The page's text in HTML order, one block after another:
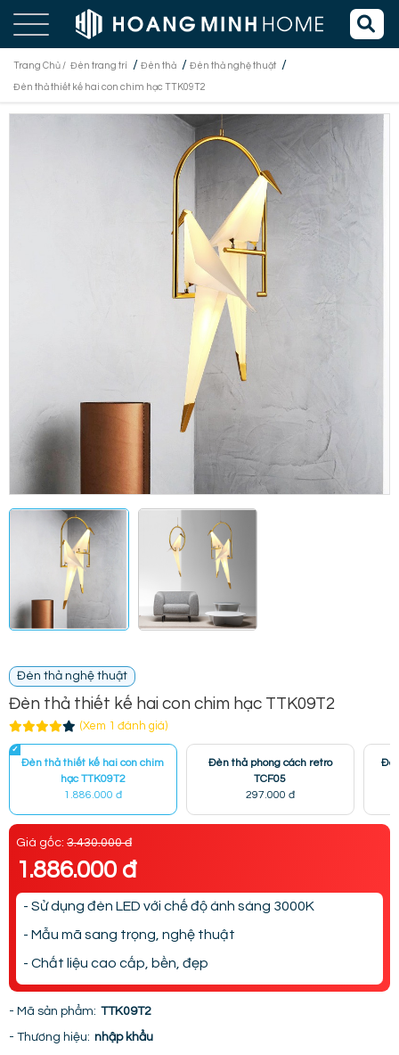
Trang Chủ / Đèn trang trí / Đèn thả / Đèn thả nghệ thuật /
Đèn thả thiết kế hai con chim hạc TTK09T2
Đèn thả nghệ thuật
Đèn thả thiết kế hai con chim hạc TTK09T2
(Xem 1 đánh giá)
Đèn thả thiết kế hai con chim
hạc TTK09T2
1.886.000 đ
Đèn thả phong cách retro
TCF05
297.000 đ
Giá gốc: 3.430.000 đ
1.886.000 đ
- Sử dụng đèn LED với chế độ ánh sáng 3000K
- Mẫu mã sang trọng, nghệ thuật
- Chất liệu cao cấp, bền, đẹp
- Mã sản phẩm: TTK09T2
- Thương hiệu: nhập khẩu